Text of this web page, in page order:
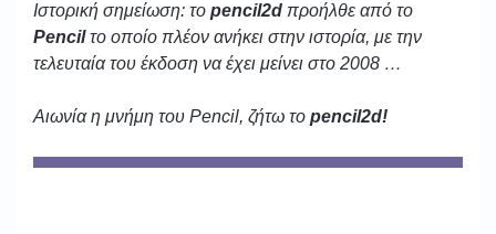
Ιστορική σημείωση: το pencil2d προήλθε από το
Pencilτο οποίο πλέον ανήκει στην ιστορία, με την
τελευταία του έκδοση να έχει μείνει στο 2008 …
Αιωνία η μνήμη του Pencil, ζήτω το pencil2d!